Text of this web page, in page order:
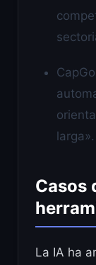
larga».
Casos
La IA ha